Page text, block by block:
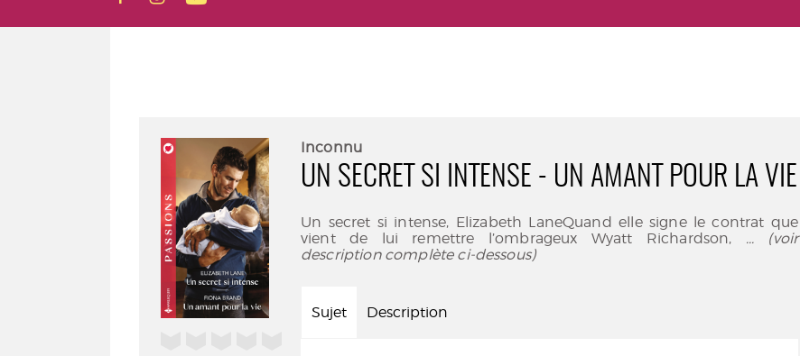
Inconnu
UN SECRET SI INTENSE - UN AMANT POUR LA VIE
Un secret si intense, Elizabeth LaneQuand elle signe le contrat que
vient de lui remettre l’ombrageux Wyatt Richardson, ... (voir
description complète ci-dessous)
Sujet Description